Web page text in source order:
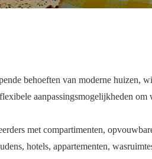
behoeften van moderne huizen,
aanpassingsmogelijkheden om
met compartimenten,
hotels, appartementen,